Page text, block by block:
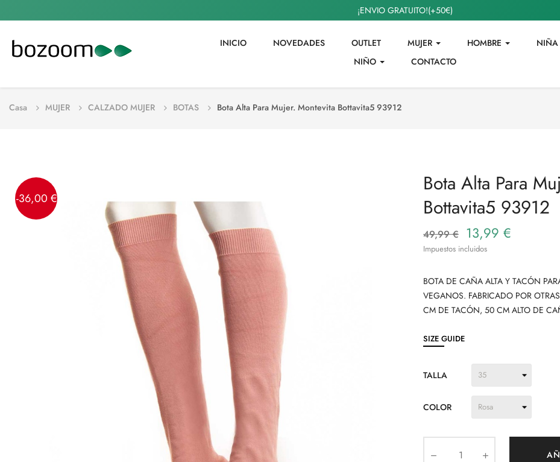
¡ENVIO GRATUITO!(+50€)
INICIO NOVEDADES OUTLET MUJER HOMBRE
NIÑA
NIÑO
CONTACTO
Casa MUJER CALZADO MUJER BOTAS Bota Alta Para Mujer. Montevita Bottavita5 93912
-36,00 €
Bota Alta Para
Bottavita5 93912
49,99 € 13,99 €
Impuestos incluidos
BOTA DE CAÑA ALTA Y TACÓN
VEGANOS. FABRICADO POR
CM DE TACÓN, 50 CM ALTO DE
SIZE GUIDE
TALLA
COLOR